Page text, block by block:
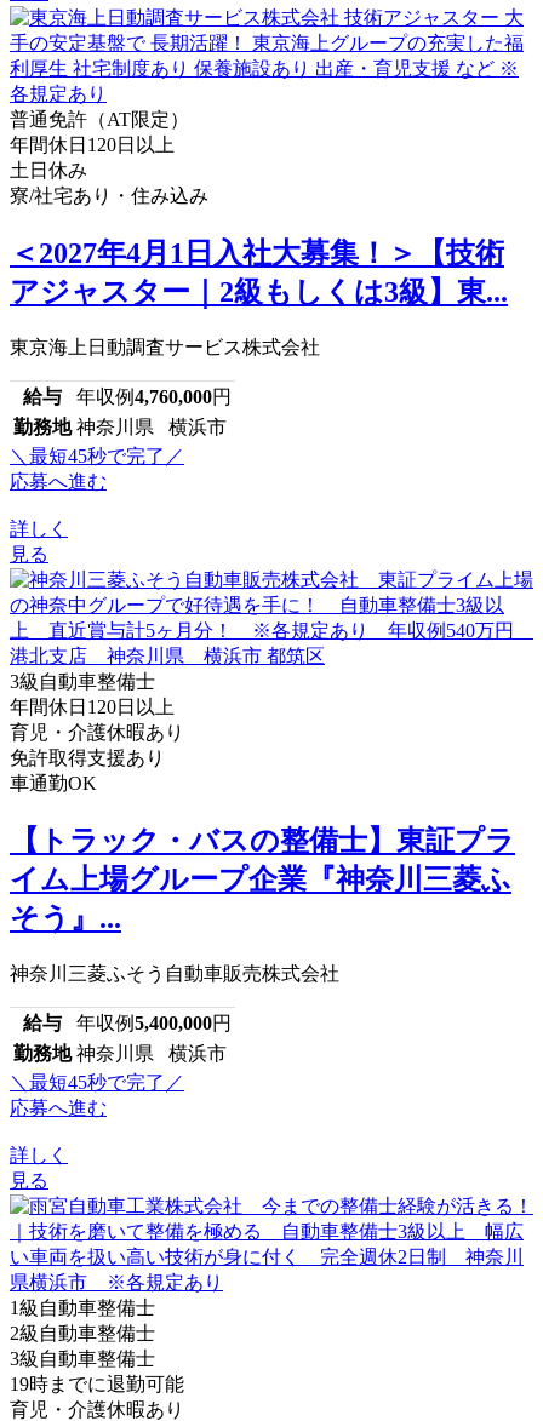
普通免許（AT限定）
年間休日120日以上
土日休み
寮/社宅あり・住み込み
＜2027年4月1日入社大募集！＞【技術
アジャスター｜2級もしくは3級】東...
東京海上日動調査サービス株式会社
給与 年収例4,760,000円
勤務地 神奈川県 横浜市
＼最短45秒で完了／
応募へ進む
詳しく
見る
3級自動車整備士
年間休日120日以上
育児・介護休暇あり
免許取得支援あり
車通勤OK
【トラック・バスの整備士】東証プラ
イム上場グループ企業『神奈川三菱ふ
そう』...
神奈川三菱ふそう自動車販売株式会社
給与 年収例5,400,000円
勤務地 神奈川県 横浜市
＼最短45秒で完了／
応募へ進む
詳しく
見る
1級自動車整備士
2級自動車整備士
3級自動車整備士
19時までに退勤可能
育児・介護休暇あり